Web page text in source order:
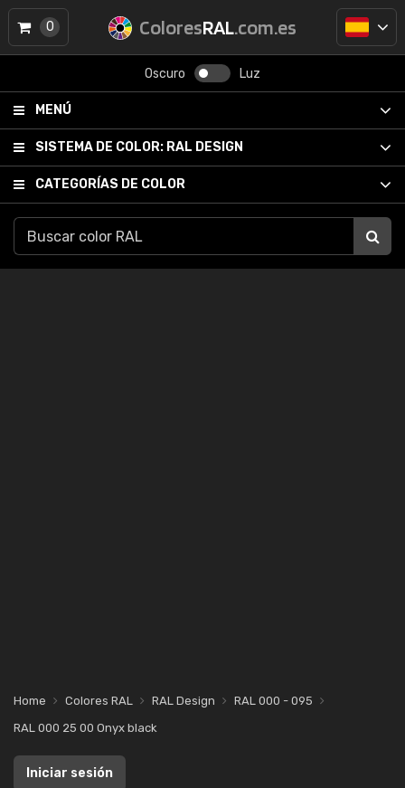
ColoresRAL.com.es
Oscuro Luz
MENÚ
SISTEMA DE COLOR: RAL DESIGN
CATEGORÍAS DE COLOR
0
Home Colores RAL RAL Design
RAL 000 - 095
RAL 000 25 00 Onyx black
Iniciar sesión